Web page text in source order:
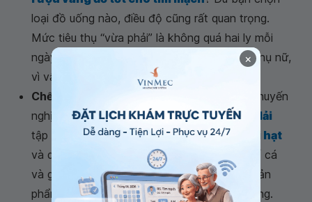
loại đồ uống nào, điều độ cũng rất quan trọng.
Mức tiêu thụ “vừa phải” là không quá hai ly mỗi
ngày đối với nam giới và chỉ một ly đối với phụ nữ,
vì vậy hãy để ý lượng rượu bia của bạn.
Chế độ ăn lành mạnh:
Một số chuyên gia khuyến
nghị mộtchế độ ăn uống kiểu Địa Trung Hải
tập trung vào trái cây, rau, ngũ cốc,các loại hạt
và dầu ô liu. Chế độ ăn này bao gồm một số cá
và gia cầm, nhưng hạn chế ăn thịt đỏ, các sản
phẩm từ sữa, thịt chế biến và đồ ăn có đường.
×